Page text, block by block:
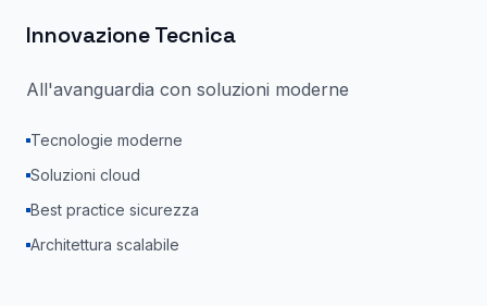
Innovazione Tecnica
All'avanguardia con soluzioni moderne
Tecnologie moderne
Soluzioni cloud
Best practice sicurezza
Architettura scalabile